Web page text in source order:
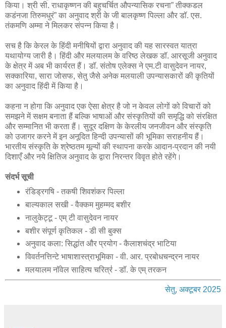
किया। श्री सी. राधाकृष्णन की बहुचर्चित औपन्यासिक रचना” तीक्कडल
कडंनजा तिरुमधुरं” का अनुवाद श्री के जी बालकृष्ण पिल्ला और डॉ. एस.
तंकमणि अम्मा ने मिलकर संपन्न किया है।
सच है कि केरल के हिंदी मनीषियों द्वारा अनुवाद की यह सारस्वत यात्रा
यथायोग्य जारी है। हिंदी और मलयालम के वरिष्ठ लेखक डॉ. आरसूजी अनुवाद
के क्षेत्र में अब भी कार्यरत हैं। डॉ. संतोष एलेक्स ने एम.टी वासुदेवन नायर,
सक्कारिया, सारा जोसफ, सेतु जैसे अनेक मलयाली उपन्यासकारों की कृतियों
का अनुवाद हिंदी में किया है।
कहना न होगा कि अनुवाद एक ऐसा क्षेत्र है जो न केवल लोगों को विचारों को
समझने में सक्षम बनाता हैं बल्कि भाषाओं और संस्कृतियों की समृद्धि को संरक्षित
और सम्मानित भी करता हैं। सुदूर दक्षिण के केरलीय जनजीवन और संस्कृति
को उजागर करने में इन अनूदित हिन्दी उपन्यासों की भूमिका सराहनीय हैं।
भारतीय संस्कृति के श्रेष्ठतम मूल्यों की स्थापना करके आदान-प्रदान की नयी
दिशाएँ और नये क्षितिज अनुवाद के द्वारा निरन्तर विवृत होते रहेंगे।
संदर्भ सूची
रंडिड्रगषि - तकषी शिवशंकर पिल्‍ला
बाल्यकाल सखी - वैक्कम मुहम्मद बशीर
नालुकेट्टू - एम् टी वासुदेवन नायर
बशीर संपूर्ण कृतिकल - डी सी बुक्स
अनुवाद कला: सिद्धांत और प्रयोग - कैलाशचंद्र भाटिया
विवर्तनत्तिन्टे भाषाशास्त्राभूमिका - वी. आर. प्रबोधचन्द्रन नायर
मलयालम नॉवेल साहित्य चरित्र॑ - डॉ. के एम्‌ तरकन
सेतु, अक्टूबर 2025